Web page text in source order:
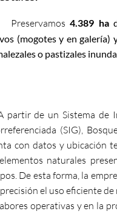
4.389 ha
(mogotes y en galería)
o pastizales
de un Sistema de
(SIG),
con datos y ubicación
naturales
De esta forma, la
el uso eficiente de
operativas y en la